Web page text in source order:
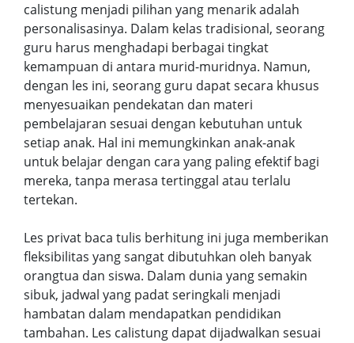
calistung menjadi pilihan yang menarik adalah
personalisasinya. Dalam kelas tradisional, seorang
guru harus menghadapi berbagai tingkat
kemampuan di antara murid-muridnya. Namun,
dengan les ini, seorang guru dapat secara khusus
menyesuaikan pendekatan dan materi
pembelajaran sesuai dengan kebutuhan untuk
setiap anak. Hal ini memungkinkan anak-anak
untuk belajar dengan cara yang paling efektif bagi
mereka, tanpa merasa tertinggal atau terlalu
tertekan.
Les privat baca tulis berhitung ini juga memberikan
fleksibilitas yang sangat dibutuhkan oleh banyak
orangtua dan siswa. Dalam dunia yang semakin
sibuk, jadwal yang padat seringkali menjadi
hambatan dalam mendapatkan pendidikan
tambahan. Les calistung dapat dijadwalkan sesuai